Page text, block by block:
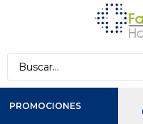
PROMOCIONES